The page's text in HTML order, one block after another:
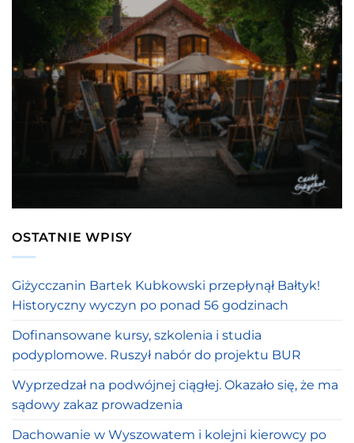
OSTATNIE WPISY
Giżycczanin Bartek Kubkowski przepłynął Bałtyk!
Historyczny wyczyn po ponad 56 godzinach
Dofinansowane kursy, szkolenia i studia
podyplomowe. Ruszył nabór do projektu BUR
Wyprzedzał na podwójnej ciągłej. Okazało się, że ma
sądowy zakaz prowadzenia
Dachowanie w Wyszowatem i kolejni kierowcy po